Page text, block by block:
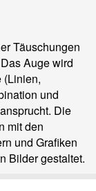
Täuschungen
Auge wird
(Linien,
und
Die
mit den
und Grafiken
Bilder gestaltet.